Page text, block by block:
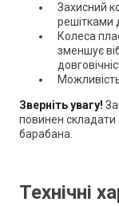
Захисний
решітками
Колеса
зменшує
Зверніть увагу!
повинен складати
барабана.
Технічні